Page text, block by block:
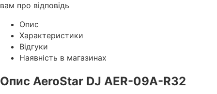
вам про відповідь
Опис
Характеристики
Відгуки
Наявність в магазинах
Опис AeroStar DJ AER-09A-R32